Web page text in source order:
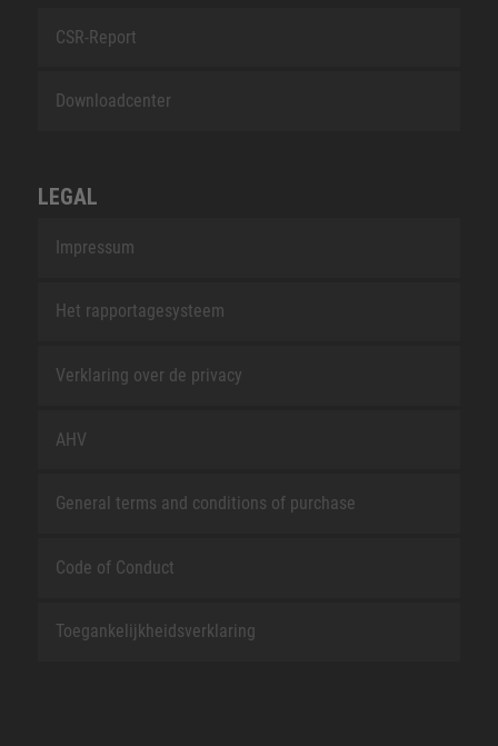
CSR-Report
Downloadcenter
LEGAL
Impressum
Het rapportagesysteem
Verklaring over de privacy
AHV
General terms and conditions of purchase
Code of Conduct
Toegankelijkheidsverklaring